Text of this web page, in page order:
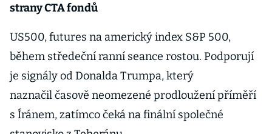
strany CTA fondů
US500, futures na americký index S&P 500,
během středeční ranní seance rostou. Podporují
je signály od Donalda Trumpa, který
naznačil časově neomezené prodloužení příměří
s Íránem, zatímco čeká na finální společné